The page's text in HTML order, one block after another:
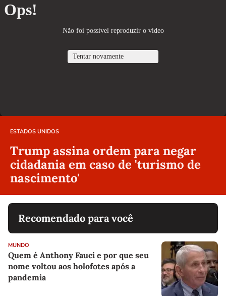
ESTADOS UNIDOS
Trump assina ordem para negar
cidadania em caso de 'turismo de
nascimento'
Recomendado para você
MUNDO
Quem é Anthony Fauci e por que seu
nome voltou aos holofotes após a
pandemia